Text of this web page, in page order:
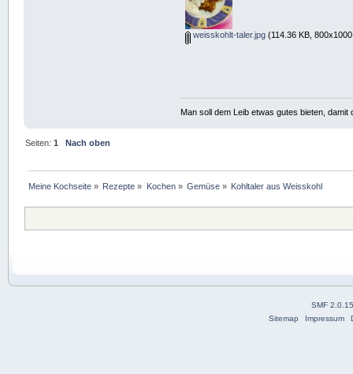
weisskohlt-taler.jpg(114.36 KB,
Man soll dem Leib etwas gutes bieten,
Seiten:1 Nach oben
Meine Kochseite » Rezepte » Kochen» Gemüse » Kohltaler aus Weisskohl
SMF
Sitemap
Impressum